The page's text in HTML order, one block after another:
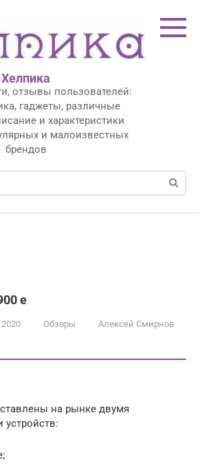
Хелпика
отзывы пользователей:
гаджеты, различные
и характеристики
и малоизвестных
брендов
e
Обзоры Алексей Смирнов
на рынке двумя